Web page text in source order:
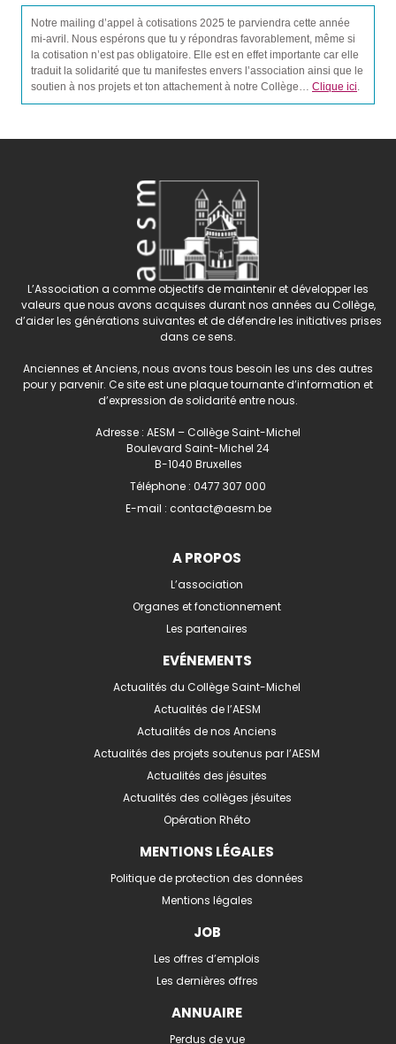
Notre mailing d’appel à cotisations 2025 te parviendra cette année
mi-avril. Nous espérons que tu y répondras favorablement, même si
la cotisation n’est pas obligatoire. Elle est en effet importante car elle
traduit la solidarité que tu manifestes envers l’association ainsi que le
soutien à nos projets et ton attachement à notre Collège… Clique ici.
L’Association a comme objectifs de maintenir et développer les
valeurs que nous avons acquises durant nos années au Collège,
d’aider les générations suivantes et de défendre les initiatives prises
dans ce sens.
Anciennes et Anciens, nous avons tous besoin les uns des autres
pour y parvenir. Ce site est une plaque tournante d’information et
d’expression de solidarité entre nous.
Adresse : AESM – Collège Saint-Michel
Boulevard Saint-Michel 24
B-1040 Bruxelles
Téléphone : 0477 307 000
E-mail : contact@aesm.be
A PROPOS
L’association
Organes et fonctionnement
Les partenaires
EVÉNEMENTS
Actualités du Collège Saint-Michel
Actualités de l’AESM
Actualités de nos Anciens
Actualités des projets soutenus par l’AESM
Actualités des jésuites
Actualités des collèges jésuites
Opération Rhéto
MENTIONS LÉGALES
Politique de protection des données
Mentions légales
JOB
Les offres d’emplois
Les dernières offres
ANNUAIRE
Perdus de vue